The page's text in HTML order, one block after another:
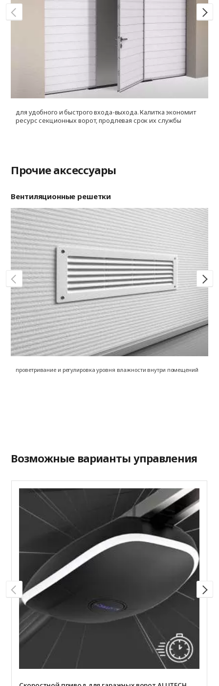
для удобного и быстрого входа-выхода. Калитка экономит
ресурс секционных ворот, продлевая срок их службы
Прочие аксессуары
Вентиляционные решетки
проветривание и регулировка уровня влажности внутри помещений
Возможные варианты управления